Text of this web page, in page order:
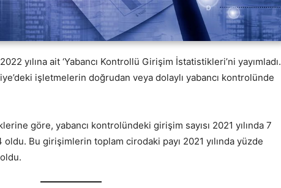
yılına ait ‘Yabancı Kontrollü Girişim İstatistikleri’ni yayımladı.
işletmelerin doğrudan veya dolaylı yabancı kontrolünde
göre, yabancı kontrolündeki girişim sayısı 2021 yılında 7
Bu girişimlerin toplam cirodaki payı 2021 yılında yüzde